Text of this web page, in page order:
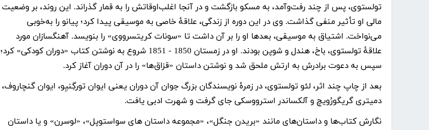
تولستوی، پس از چند رفت‌وآمد، به مسکو بازگشت و در آنجا اغلب‌اوقاتش را به قمار گذراند. این روند، بر وضعیت
مالی او تأثیر منفی گذاشت. وی در این دوره از زندگی، علاقۀ خاصی به موسیقی پیدا کرد؛ پیانو را به‌خوبی
می‌نواخت. اشتیاق به موسیقی، بعدها او را بر آن داشت تا «سونات کریتسرووی» را بنویسد. آهنگسازان مورد
علاقۀ تولستوی، باخ، هندل و شوپن بودند. او در زمستان 1850 - 1851 شروع به نوشتن کتاب «دوران کودکی» کرد؛
سپس به دعوت برادرش به ارتش ملحق شد و نوشتن داستان «قزاق‌ها» را در آن دوران آغاز کرد.
بعد از چاپ چند اثر، لئو تولستوی، در زمرۀ نویسندگان بزرگ جوان آن دوران یعنی ایوان تورگِنیِو، ایوان گنچاروف،
دمیتری گریگورُویچ و آلکساندر استرووسکی جای گرفت و شهرت ادبی یافت.
نگارش کتاب‌ها و داستان‌های مانند «بریدن جنگل»، «مجموعه داستان های سواستوپل»، «لوسرن» و یا داستان